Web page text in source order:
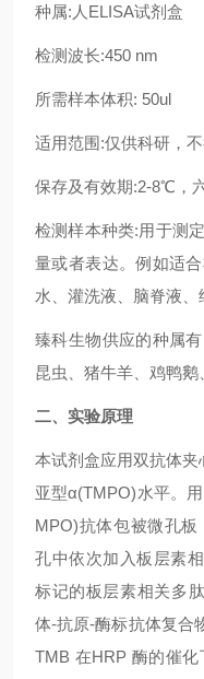
种属:人ELISA试剂盒
检测波长:450 nm
所需样本体积: 50ul
适用范围:仅供科研，不
保存及有效期:2-8℃，
检测样本种类:用于测
量或者表达。例如适
水、灌洗液、脑脊液、
臻科生物供应的种属
昆虫、猪牛羊、鸡鸭
二、实验原理
本试剂盒应用双抗体
亚型α(TMPO)水平。
MPO)抗体包被微孔
孔中依次加入板层素
标记的板层素相关多
体-抗原-酶标抗体复合
TMB 在HRP 酶的催